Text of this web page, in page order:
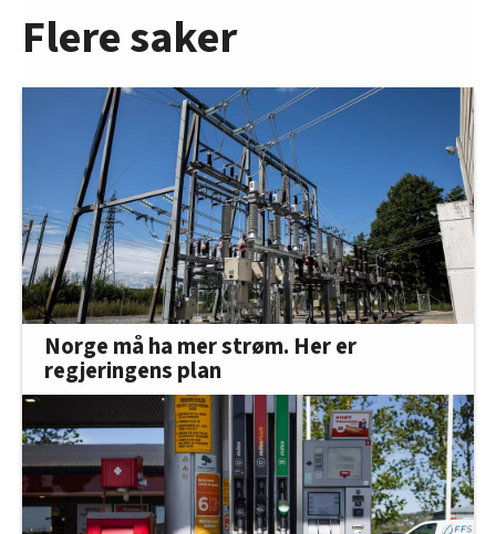
Flere saker
Norge må ha mer strøm. Her er
regjeringens plan